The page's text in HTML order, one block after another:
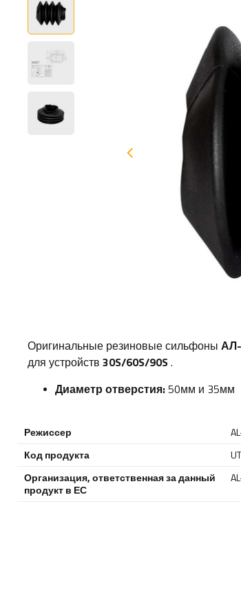
Оригинальные резиновые сильфоны
для устройств 30S/60S/90S.
Диаметр отверстия:50мм и 35мм
Режиссер
Код продукта
Организация, ответственная за данный
продукт в ЕС